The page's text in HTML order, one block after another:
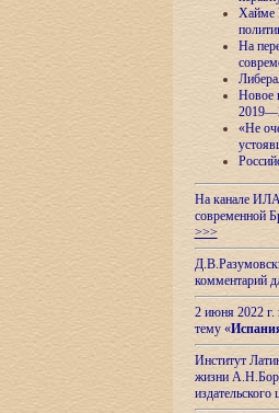
Хайме
На
Новое
«Не
На канале ИЛА
современной
>>>
комментарий
2 июня 2022 г.
тему «
Институт
жизни